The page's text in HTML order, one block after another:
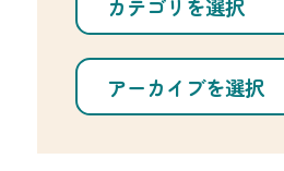
ゴ
リ
を
選
ア
カ
イ
を